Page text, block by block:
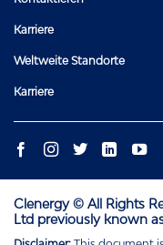
Karriere
Weltweite Standorte
Karriere
Clenergy © All Rights
Ltd previously known